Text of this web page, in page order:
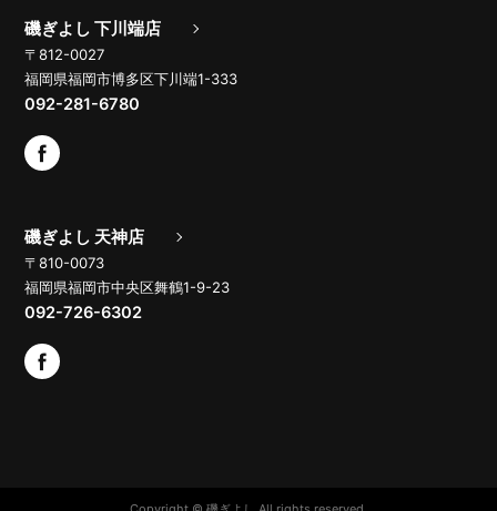
磯ぎよし 下川端店
〒812-0027
福岡県福岡市博多区下川端1-333
092-281-6780
磯ぎよし 天神店
〒810-0073
福岡県福岡市中央区舞鶴1-9-23
092-726-6302